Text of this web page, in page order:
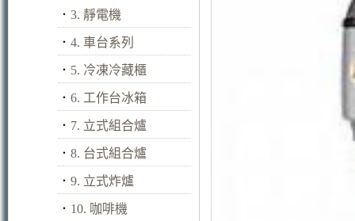
． 3. 靜電機
． 4. 車台系列
． 5. 冷凍冷藏櫃
． 6. 工作台冰箱
． 7. 立式組合爐
． 8. 台式組合爐
． 9. 立式炸爐
． 10. 咖啡機